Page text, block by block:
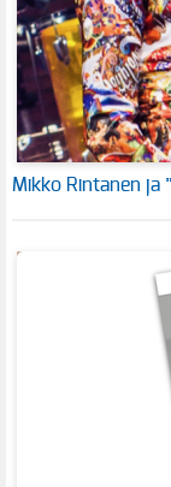
Mikko Rintanen ja